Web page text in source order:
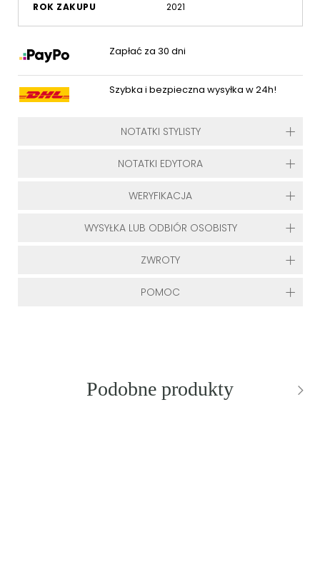
ROK ZAKUPU
2021
Zapłać za 30 dni
Szybka i bezpieczna wysyłka w 24h!
NOTATKI STYLISTY
NOTATKI EDYTORA
WERYFIKACJA
WYSYŁKA LUB ODBIÓR OSOBISTY
ZWROTY
POMOC
Podobne produkty